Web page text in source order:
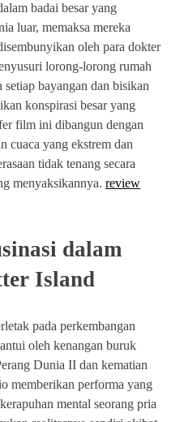
badai besar yang
luar, memaksa mereka
oleh para dokter
lorong-lorong rumah
bayangan dan bisikan
konspirasi besar yang
film ini dibangun dengan
cuaca yang ekstrem dan
tidak tenang secara
menyaksikannya. review
dalam
Island
pada perkembangan
oleh kenangan buruk
Dunia II dan kematian
memberikan performa yang
mental seorang pria